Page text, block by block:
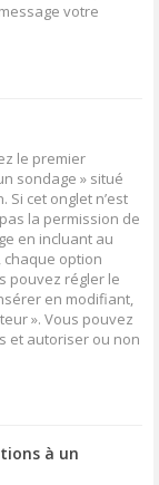
votre
le premier
sondage » situé
cet onglet n’est
la permission de
en incluant au
option
pouvez régler le
en modifiant,
». Vous pouvez
et autoriser ou non
à un